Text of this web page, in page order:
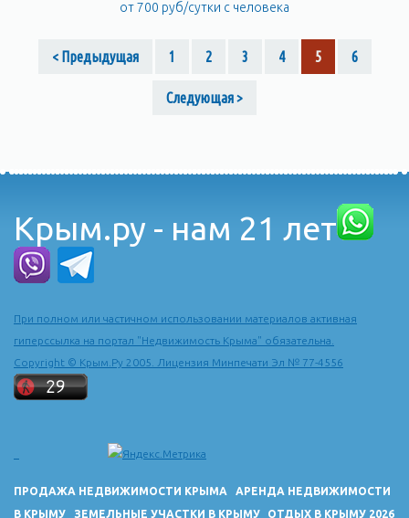
от 700 руб/сутки с человека
< Предыдущая 1 2 3 4 5 6
Следующая >
Крым.ру - нам 21 лет
При полном или частичном использовании материалов активная
гиперссылка на портал "Недвижимость Крыма" обязательна.
Copyright © Крым.Ру 2005. Лицензия Минпечати Эл № 77-4556
ПРОДАЖА НЕДВИЖИМОСТИ КРЫМА
АРЕНДА НЕДВИЖИМОСТИ
В КРЫМУ
ЗЕМЕЛЬНЫЕ УЧАСТКИ В КРЫМУ ОТДЫХ В КРЫМУ 2026